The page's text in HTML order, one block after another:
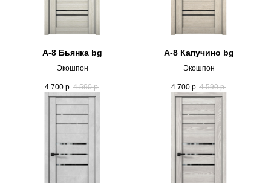
А-8 Бьянка bg
Экошпон
4 700 р. 4 590 р.
А-8 Капучино bg
Экошпон
4 700 р. 4 590 р.